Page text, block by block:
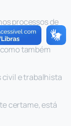
processos de
também
e trabalhista
certame, está